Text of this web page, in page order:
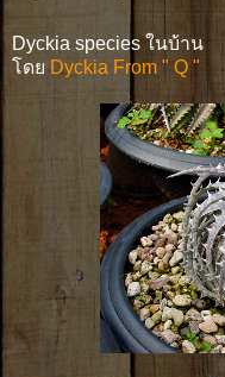
Dyckia species ในบ้าน
โดยDyckia From " Q "